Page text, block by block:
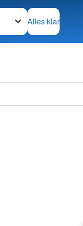
zu
Alles klar